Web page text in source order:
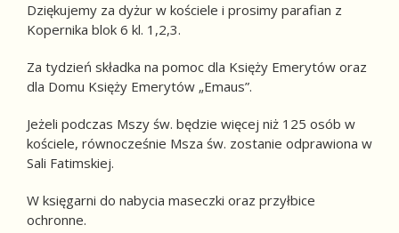
Dziękujemy za dyżur w kościele i prosimy parafian z
Kopernika blok 6 kl. 1,2,3.
Za tydzień składka na pomoc dla Księży Emerytów oraz
dla Domu Księży Emerytów „Emaus”.
Jeżeli podczas Mszy św. będzie więcej niż 125 osób w
kościele, równocześnie Msza św. zostanie odprawiona w
Sali Fatimskiej.
W księgarni do nabycia maseczki oraz przyłbice
ochronne.